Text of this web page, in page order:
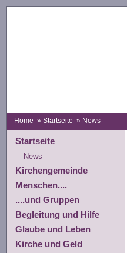
Home » Startseite » News
Startseite
News
Kirchengemeinde
Menschen....
....und Gruppen
Begleitung und Hilfe
Glaube und Leben
Kirche und Geld